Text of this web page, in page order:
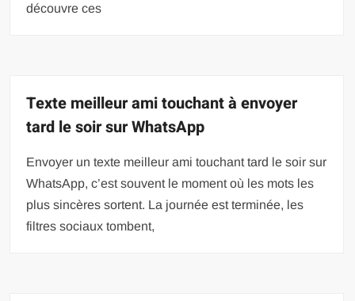
découvre ces
Texte meilleur ami touchant à envoyer
tard le soir sur WhatsApp
Envoyer un texte meilleur ami touchant tard le soir sur
WhatsApp, c’est souvent le moment où les mots les
plus sincères sortent. La journée est terminée, les
filtres sociaux tombent,